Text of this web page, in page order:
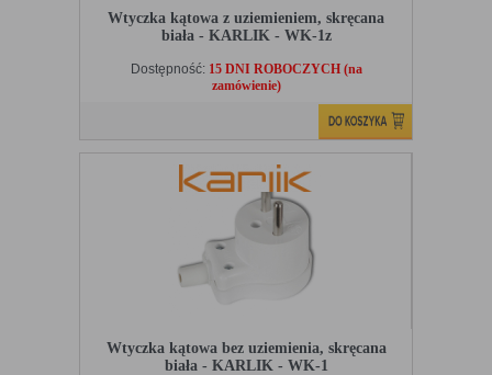
Wtyczka kątowa z uziemieniem, skręcana
biała - KARLIK - WK-1z
Dostępność: 15 DNI ROBOCZYCH (na
zamówienie)
Wtyczka kątowa bez uziemienia, skręcana
biała - KARLIK - WK-1